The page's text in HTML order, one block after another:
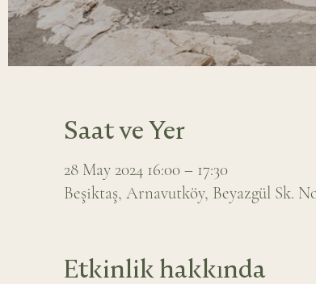
Saat ve Yer
28 May 2024 16:00 – 17:30
Beşiktaş, Arnavutköy, Beyazgül Sk.
Etkinlik hakkında